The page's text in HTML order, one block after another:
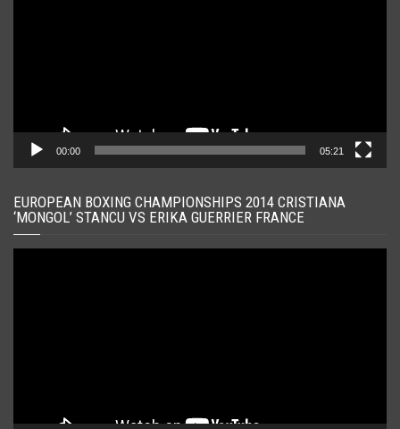
00:00 05:21
EUROPEAN BOXING CHAMPIONSHIPS 2014 CRISTIANA
‘MONGOL’ STANCU VS ERIKA GUERRIER FRANCE